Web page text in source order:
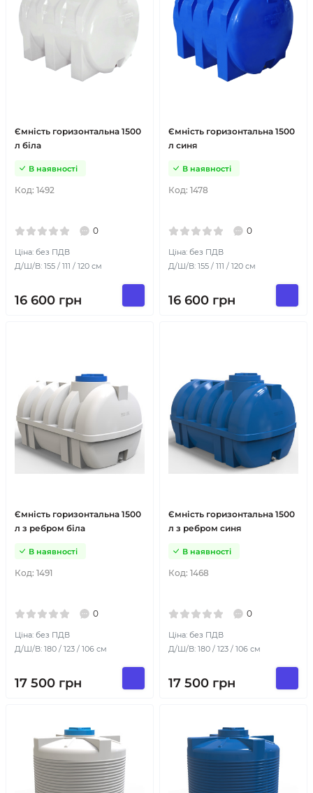
Ємність горизонтальна 1500
л біла
Код: 1492
В наявності
0
Ціна: без ПДВ
Д/Ш/В: 155 / 111 / 120 см
16 600 грн
Ємність горизонтальна 1500
л синя
Код: 1478
В наявності
0
Ціна: без ПДВ
Д/Ш/В: 155 / 111 / 120 см
16 600 грн
Ємність горизонтальна 1500
л з ребром біла
Код: 1491
В наявності
0
Ціна: без ПДВ
Д/Ш/В: 180 / 123 / 106 см
17 500 грн
Ємність горизонтальна 1500
л з ребром синя
Код: 1468
В наявності
0
Ціна: без ПДВ
Д/Ш/В: 180 / 123 / 106 см
17 500 грн